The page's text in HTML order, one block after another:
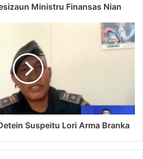
Ministru Finansas Nian
Suspeitu Lori Arma Branka